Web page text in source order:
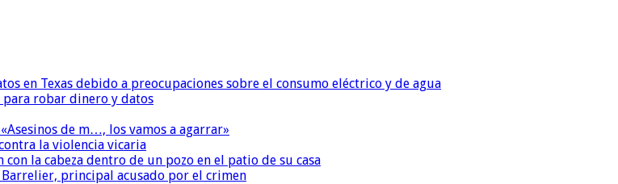
en Texas debido a preocupaciones sobre el consumo eléctrico y de agua
para robar dinero y datos
de m…, los vamos a agarrar»
la violencia vicaria
la cabeza dentro de un pozo en el patio de su casa
principal acusado por el crimen